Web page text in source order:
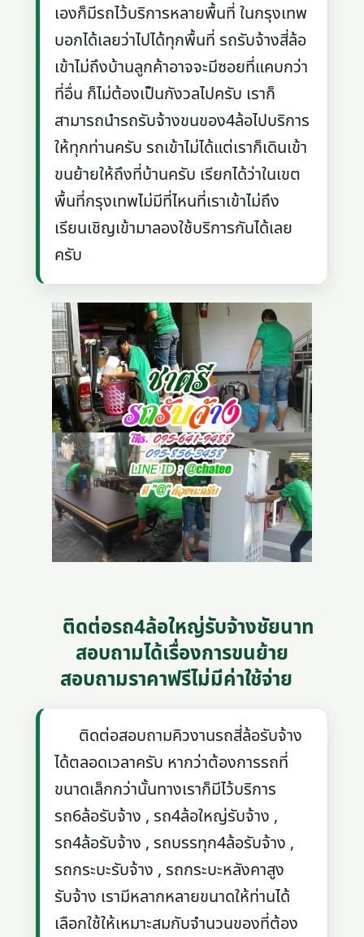
เองก็มีรถไว้บริการหลายพื้นที่ ในกรุงเทพ
บอกได้เลยว่าไปได้ทุกพื้นที่ รถรับจ้างสี่ล้อ
เข้าไม่ถึงบ้านลูกค้าอาจจะมีซอยที่แคบกว่า
ที่อื่น ก็ไม่ต้องเป็นกังวลไปครับ เราก็
สามารถนำรถรับจ้างขนของ4ล้อไปบริการ
ให้ทุกท่านครับ รถเข้าไม่ได้แต่เราก็เดินเข้า
ขนย้ายให้ถึงที่บ้านครับ เรียกได้ว่าในเขต
พื้นที่กรุงเทพไม่มีที่ไหนที่เราเข้าไม่ถึง
เรียนเชิญเข้ามาลองใช้บริการกันได้เลย
ครับ
ติดต่อรถ4ล้อใหญ่รับจ้างชัยนาท
สอบถามได้เรื่องการขนย้าย
สอบถามราคาฟรีไม่มีค่าใช้จ่าย
ติดต่อสอบถามคิวงานรถสี่ล้อรับจ้าง
ได้ตลอดเวลาครับ หากว่าต้องการรถที่
ขนาดเล็กกว่านั้นทางเราก็มีไว้บริการ
รถ6ล้อรับจ้าง , รถ4ล้อใหญ่รับจ้าง ,
รถ4ล้อรับจ้าง , รถบรรทุก4ล้อรับจ้าง ,
รถกระบะรับจ้าง , รถกระบะหลังคาสูง
รับจ้าง เรามีหลากหลายขนาดให้ท่านได้
เลือกใช้ให้เหมาะสมกับจำนวนของที่ต้อง